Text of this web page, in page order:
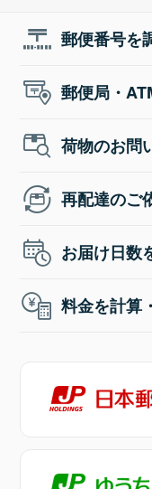
郵便番号を
郵便局・
荷物のお問
再配達のご
お届け日数
料金を計算